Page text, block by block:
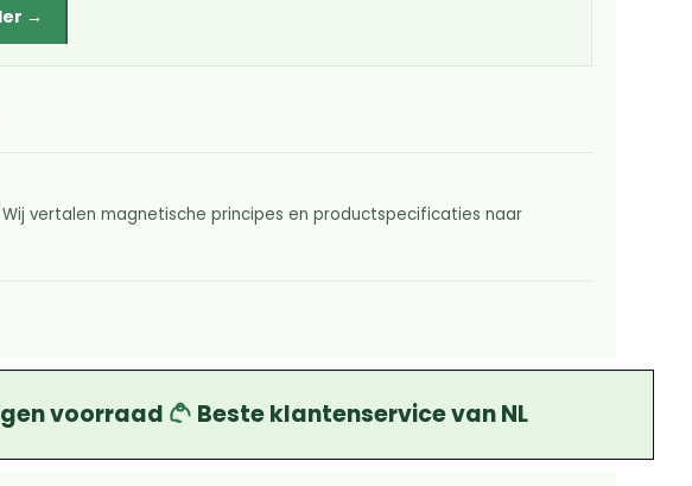
→
vertalen magnetische principes en productspecificaties naar
voorraad Beste klantenservice van NL